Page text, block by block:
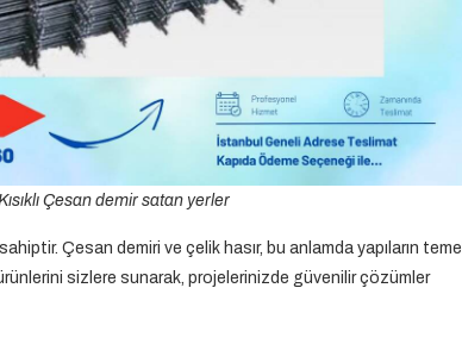
Çesan demir satan yerler
Çesan demiri ve çelik hasır, bu anlamda yapıların temel
sizlere sunarak, projelerinizde güvenilir çözümler